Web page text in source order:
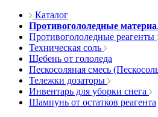
Каталог
Противогололедные
Противогололедные реагенты
Техническая соль
Щебень от гололеда
Пескосоляная смесь
Тележки дозаторы
Инвентарь для уборки снега
Шампунь от остатков реагента